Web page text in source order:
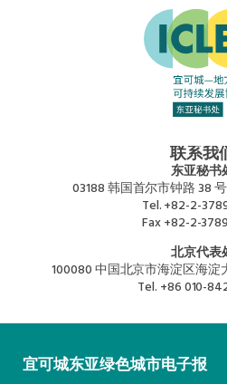
联系我
东亚秘书
03188 韩国首尔市钟路 38
Tel.+82-2-
Fax+82-2-
北京代表
100080 中国北京市海淀区海淀
Tel. +86 010-
宜可城东亚绿色城市电子报